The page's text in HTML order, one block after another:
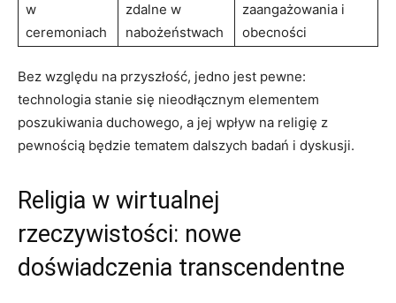
w
ceremoniach
zdalne w
nabożeństwach
zaangażowania i
obecności
Bez względu na przyszłość, jedno jest pewne:
technologia stanie się nieodłącznym elementem
poszukiwania duchowego, a jej wpływ na religię z
pewnością będzie tematem dalszych badań i dyskusji.
Religia w wirtualnej
rzeczywistości: nowe
doświadczenia transcendentne